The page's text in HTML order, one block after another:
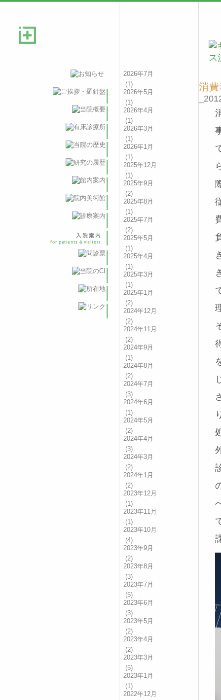
2026年7月
(1)
2026年5月
(1)
2026年4月
(1)
2026年3月
(1)
2026年1月
(1)
2025年12月
(1)
2025年9月
(2)
2025年8月
(1)
2025年7月
(2)
2025年5月
(1)
2025年4月
(1)
2025年3月
(1)
2025年1月
(2)
2024年12月
(2)
2024年11月
(2)
2024年9月
(1)
2024年8月
(2)
2024年7月
(3)
2024年6月
(1)
2024年5月
(2)
2024年4月
(3)
2024年3月
(2)
2024年1月
(2)
2023年12月
(1)
2023年11月
(1)
2023年10月
(4)
2023年9月
(2)
2023年8月
(3)
2023年7月
(5)
2023年6月
(3)
2023年5月
(2)
2023年4月
(2)
2023年3月
(5)
2023年1月
(1)
2022年12月
消